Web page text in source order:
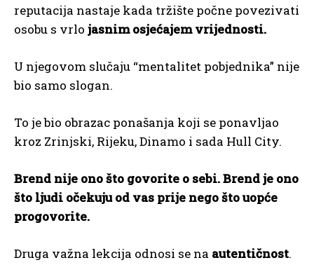
reputacija nastaje kada tržište počne povezivati
osobu s vrlo jasnim osjećajem vrijednosti.
U njegovom slučaju “mentalitet pobjednika” nije
bio samo slogan.
To je bio obrazac ponašanja koji se ponavljao
kroz Zrinjski, Rijeku, Dinamo i sada Hull City.
Brend nije ono što govorite o sebi. Brend je ono
što ljudi očekuju od vas prije nego što uopće
progovorite.
Druga važna lekcija odnosi se na autentičnost.